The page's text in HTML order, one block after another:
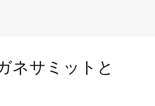
ネサミットと